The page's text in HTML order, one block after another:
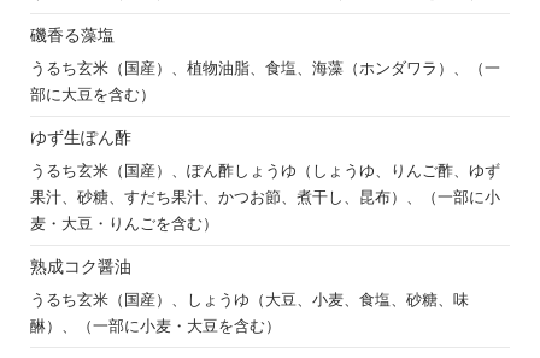
磯香る藻塩
うるち玄米（国産）、植物油脂、食塩、海藻（ホンダワラ）、（一
部に大豆を含む）
ゆず生ぽん酢
うるち玄米（国産）、ぽん酢しょうゆ（しょうゆ、りんご酢、ゆず
果汁、砂糖、すだち果汁、かつお節、煮干し、昆布）、（一部に小
麦・大豆・りんごを含む）
熟成コク醤油
うるち玄米（国産）、しょうゆ（大豆、小麦、食塩、砂糖、味
醂）、（一部に小麦・大豆を含む）